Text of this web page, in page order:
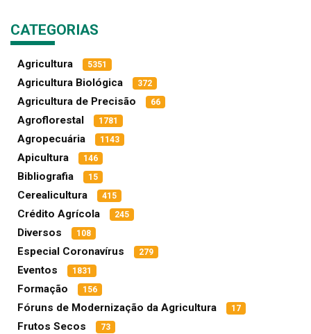
CATEGORIAS
Agricultura 5351
Agricultura Biológica 372
Agricultura de Precisão 66
Agroflorestal 1781
Agropecuária 1143
Apicultura 146
Bibliografia 15
Cerealicultura 415
Crédito Agrícola 245
Diversos 108
Especial Coronavírus 279
Eventos 1831
Formação 156
Fóruns de Modernização da Agricultura 17
Frutos Secos 73